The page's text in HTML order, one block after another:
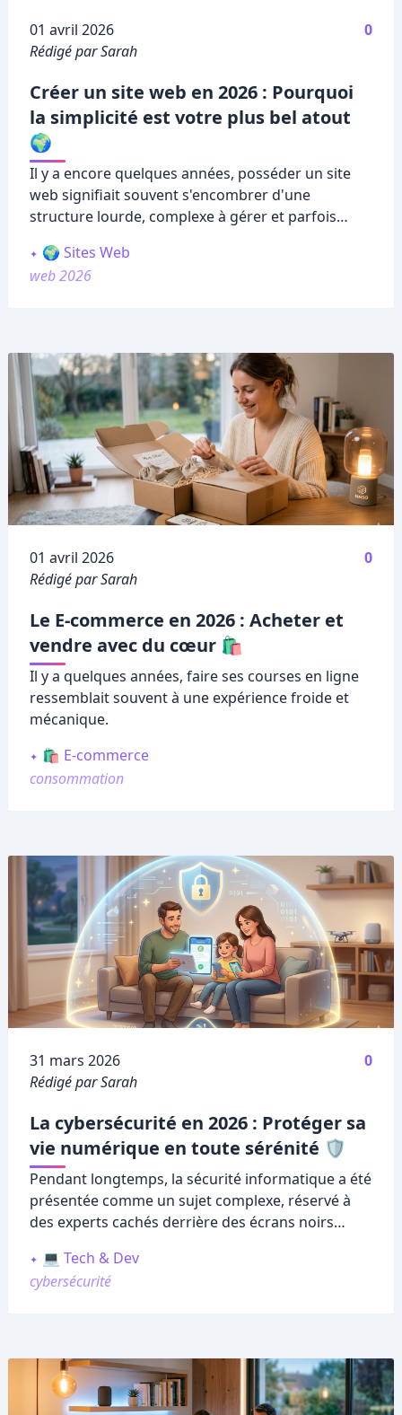
Publié le
01 avril 2026
0
Rédigé par Sarah
Créer un site web en 2026 : Pourquoi
la simplicité est votre plus bel atout
🌍
Il y a encore quelques années, posséder un site
web signifiait souvent s'encombrer d'une
structure lourde, complexe à gérer et parfois
🌍 Sites Web
web 2026
Publié le
01 avril 2026
0
Rédigé par Sarah
Le E-commerce en 2026 : Acheter et
vendre avec du cœur 🛍️
Il y a quelques années, faire ses courses en ligne
ressemblait souvent à une expérience froide et
mécanique.
🛍️ E-commerce
consommation
Publié le
31 mars 2026
0
Rédigé par Sarah
La cybersécurité en 2026 : Protéger sa
vie numérique en toute sérénité 🛡️
Pendant longtemps, la sécurité informatique a été
présentée comme un sujet complexe, réservé à
des experts cachés derrière des écrans noirs
💻 Tech & Dev
cybersécurité